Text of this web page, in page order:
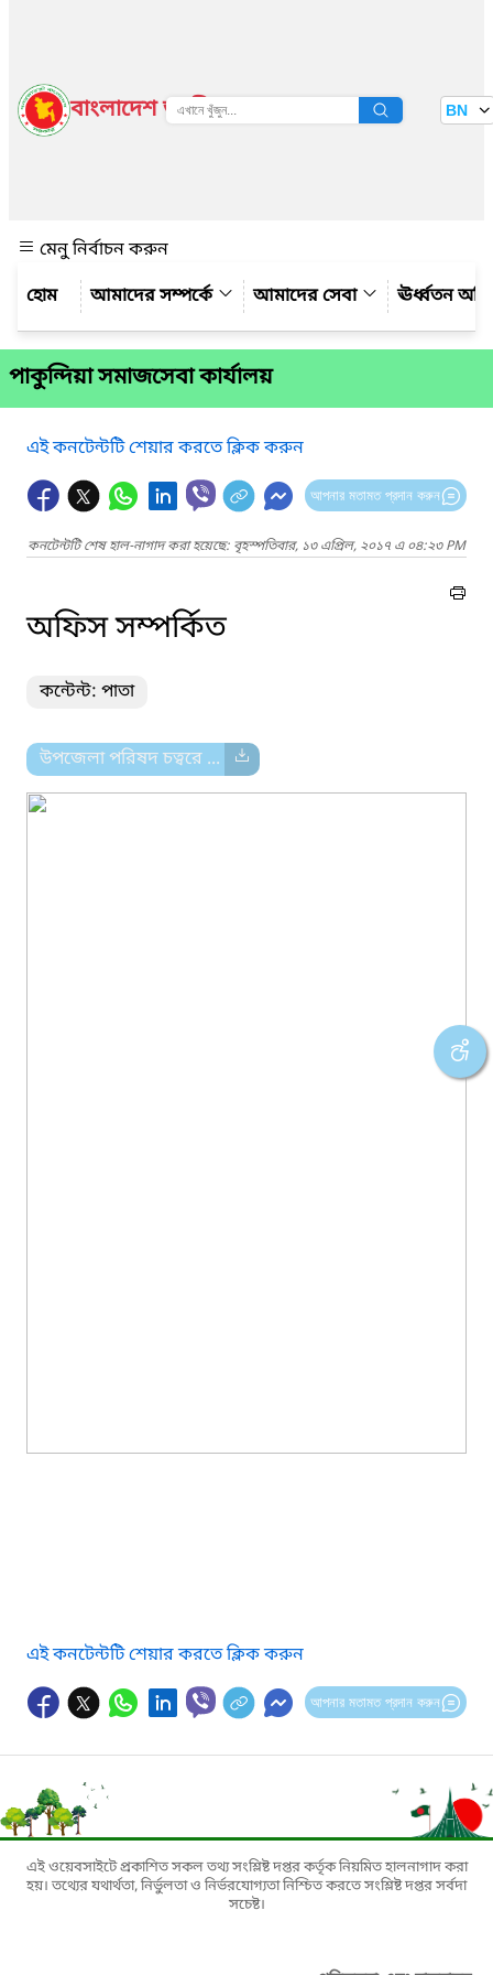
বাংলাদেশ জাতীয় তথ্য বাতায়ন BN
মেনু নির্বাচন করুন
আমাদের সম্পর্কে
আমাদের সেবা ঊর্ধ্বতন
পাকুন্দিয়া সমাজসেবা কার্যালয়
এই কনটেন্টটি শেয়ার করতে ক্লিক করুন
আপনার মতামত প্রদান করুন
কনটেন্টটি শেষ হাল-নাগাদ করা হয়েছে: বৃহস্পতিবার, ১৩ এপ্রিল, ২০১৭ এ ০৪:২৩ PM
অফিস সম্পর্কিত
কন্টেন্ট: পাতা
উপজেলা পরিষদ চত্বরে ...
এই কনটেন্টটি শেয়ার করতে ক্লিক করুন
আপনার মতামত প্রদান করুন
এই ওয়েবসাইটে প্রকাশিত সকল তথ্য সংশ্লিষ্ট দপ্তর কর্তৃক নিয়মিত হালনাগাদ করা
হয়। তথ্যের যথার্থতা, নির্ভুলতা ও নির্ভরযোগ্যতা নিশ্চিত করতে সংশ্লিষ্ট দপ্তর সর্বদা
সচেষ্ট।